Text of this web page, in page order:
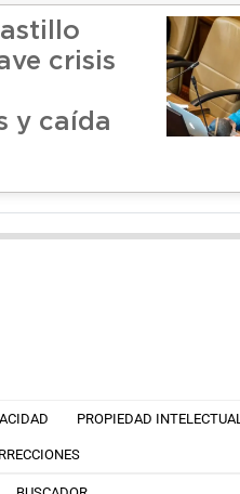
crisis
y caída
PROPIEDAD INTELECTUAL